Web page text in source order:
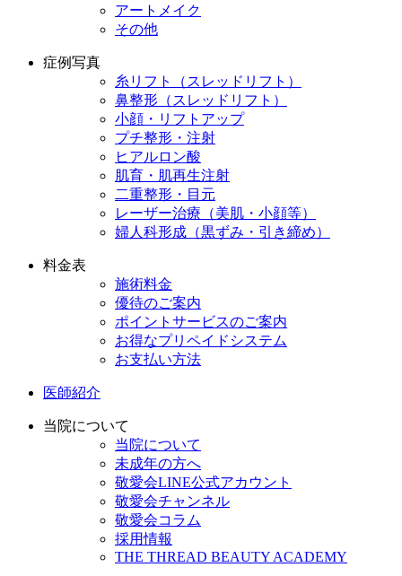
アートメイク
その他
症例写真
糸リフト（スレッドリフト）
鼻整形（スレッドリフト）
小顔・リフトアップ
プチ整形・注射
ヒアルロン酸
肌育・肌再生注射
二重整形・目元
レーザー治療（美肌・小顔等）
婦人科形成（黒ずみ・引き締め）
料金表
施術料金
優待のご案内
ポイントサービスのご案内
お得なプリペイドシステム
お支払い方法
医師紹介
当院について
当院について
未成年の方へ
敬愛会LINE公式アカウント
敬愛会チャンネル
敬愛会コラム
採用情報
THE THREAD BEAUTY ACADEMY